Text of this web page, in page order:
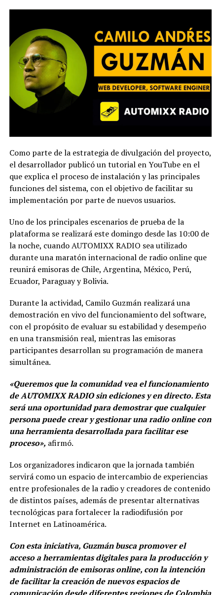
Como parte de la estrategia de divulgación del proyecto,
el desarrollador publicó un tutorial en YouTube en el
que explica el proceso de instalación y las principales
funciones del sistema, con el objetivo de facilitar su
implementación por parte de nuevos usuarios.
Uno de los principales escenarios de prueba de la
plataforma se realizará este domingo desde las 10:00 de
la noche, cuando AUTOMIXX RADIO sea utilizado
durante una maratón internacional de radio online que
reunirá emisoras de Chile, Argentina, México, Perú,
Ecuador, Paraguay y Bolivia.
Durante la actividad, Camilo Guzmán realizará una
demostración en vivo del funcionamiento del software,
con el propósito de evaluar su estabilidad y desempeño
en una transmisión real, mientras las emisoras
participantes desarrollan su programación de manera
simultánea.
«Queremos que la comunidad vea el funcionamiento
de AUTOMIXX RADIO sin ediciones y en directo. Esta
será una oportunidad para demostrar que cualquier
persona puede crear y gestionar una radio online con
una herramienta desarrollada para facilitar ese
proceso», afirmó.
Los organizadores indicaron que la jornada también
servirá como un espacio de intercambio de experiencias
entre profesionales de la radio y creadores de contenido
de distintos países, además de presentar alternativas
tecnológicas para fortalecer la radiodifusión por
Internet en Latinoamérica.
Con esta iniciativa, Guzmán busca promover el
acceso a herramientas digitales para la producción y
administración de emisoras online, con la intención
de facilitar la creación de nuevos espacios de